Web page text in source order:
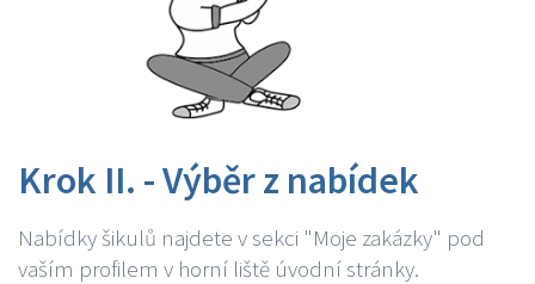
Krok II. - Výběr z nabídek
Nabídky šikulů najdete v sekci "Moje zakázky" pod
vaším profilem v horní liště úvodní stránky.